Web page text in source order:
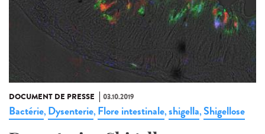
DOCUMENT DE PRESSE 03.10.2019
Bactérie, Dysenterie, Flore intestinale,shigella,Shigellose